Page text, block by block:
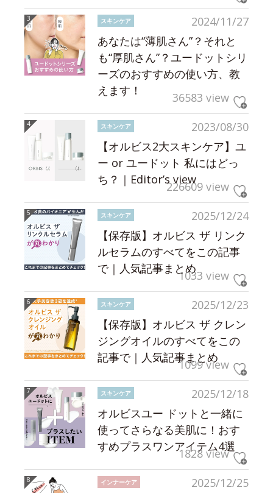
2024/11/27
スキンケア
あなたは“薄肌さん”？それと
も“厚肌さん”？ユードットシリ
ーズのおすすめの使い方、教
えます！
36583 view
2023/08/30
スキンケア
【オルビス2大スキンケア】ユ
ー or ユードット 私にはどっ
ち？｜Editor’s view226609 view
2025/12/24
スキンケア
【保存版】オルビス ザ リンク
ルセラムのすべてをこの記事
で｜人気記事まとめ1033 view
2025/12/23
スキンケア
【保存版】オルビス ザ クレン
ジングオイルのすべてをこの
記事で｜人気記事まとめ
1099 view
2025/12/18
スキンケア
オルビスユー ドットと一緒に
使ってさらなる美肌に！おす
すめプラスワンアイテム4選
1828 view
2025/12/25
インナーケア